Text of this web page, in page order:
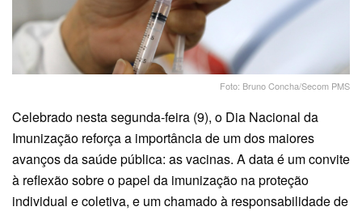
Foto: Bruno Concha/Secom PMS
Celebrado nesta segunda-feira (9), o Dia Nacional da
Imunização reforça a importância de um dos maiores
avanços da saúde pública: as vacinas. A data é um convite
à reflexão sobre o papel da imunização na proteção
individual e coletiva, e um chamado à responsabilidade de